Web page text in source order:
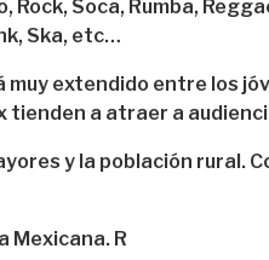
Soca, Rumba,
Ska, etc…
muy extendido entre los
tienden a atraer a
y la población rural.
Mexicana. R